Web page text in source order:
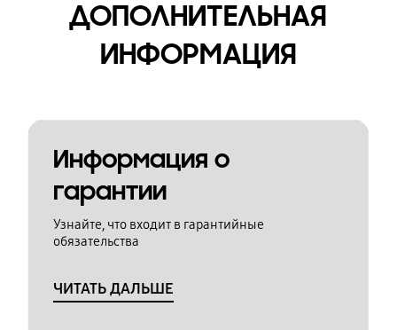
ДОПОЛНИТЕЛЬНАЯ
ИНФОРМАЦИЯ
Информация о
гарантии
Узнайте, что входит в гарантийные
обязательства
ЧИТАТЬ ДАЛЬШЕ